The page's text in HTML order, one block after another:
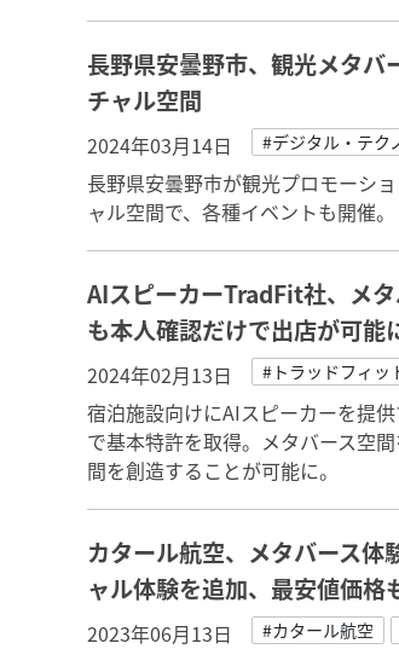
長野県安曇野市、観光メタバ
チャル空間
2024年03月14日 #デジタル・テク
長野県安曇野市が観光プロモーシ
ャル空間で、各種イベントも開催。
AIスピーカーTradFit社、メ
も本人確認だけで出店が可能
2024年02月13日 #トラッドフィッ
宿泊施設向けにAIスピーカーを提
で基本特許を取得。メタバース空
間を創造することが可能に。
カタール航空、メタバース
ャル体験を追加、最安値価格
2023年06月13日 #カタール航空